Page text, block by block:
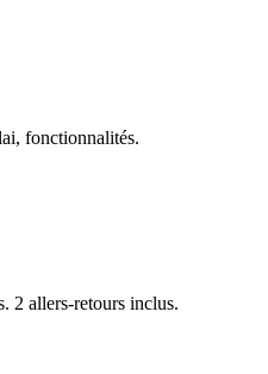
fonctionnalités.
2 allers-retours inclus.